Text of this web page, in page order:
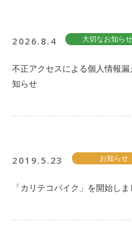
ご入会はこちら
保険補償内容
2026.8.4 大切なお知らせ
不正アクセスによる個人情報
知らせ
2019.5.23 お知らせ
「カリテコバイク」を開始しま